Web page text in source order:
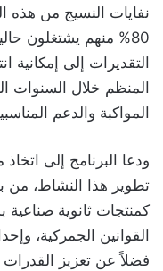
نفايات النسيج من هذه
80% منهم يشتغلون
المنظم خلال السنوات
المواكبة والدعم
ودعا البرنامج إلى
تطوير هذا النشاط، من
كمنتجات ثانوية صناعية
القوانين الجمركية،
فضلاً عن تعزيز